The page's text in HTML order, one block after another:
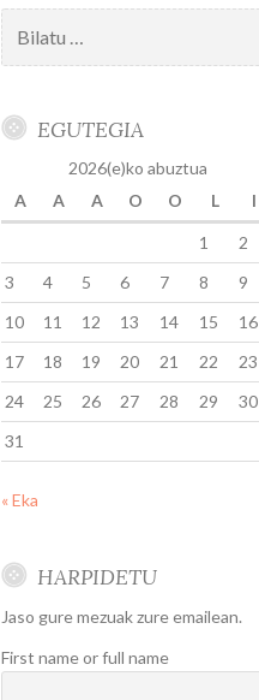
EGUTEGIA
2026(e)ko abuztua
A
A A O O L I
1
2
3
4 5 6 7 8
9
10
11 12 13 14 15
16
17
18 19 20 21 22
23
24
25 26 27 28 29
30
31
« Eka
HARPIDETU
Jaso gure mezuak zure emailean.
First name or full name